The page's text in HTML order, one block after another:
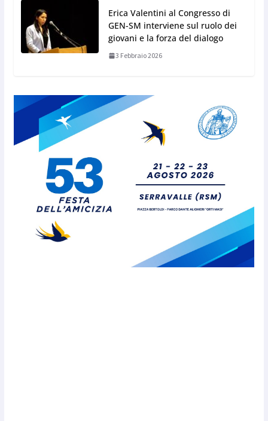
Erica Valentini al Congresso di
GEN-SM interviene sul ruolo dei
giovani e la forza del dialogo
3 Febbraio 2026